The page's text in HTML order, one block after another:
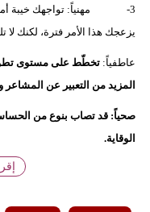
3- مهنياً: تواجهك خيبة
يزعجك هذا الأمر فترة، لكنك
عاطفياً:تخطّط على مستوى
المزيد من التعبير عن
صحياً: قد تصاب بنوع من
الوقاية.